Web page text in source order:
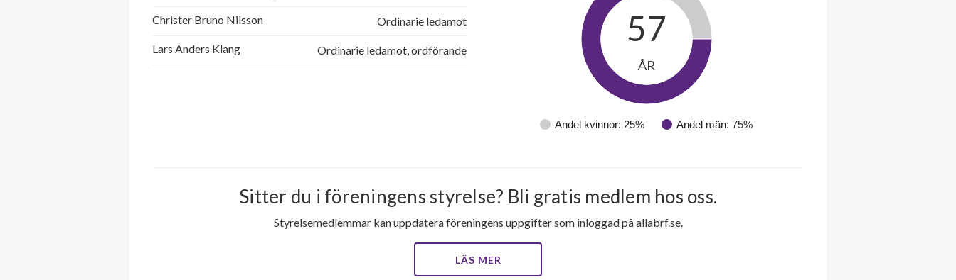
Christer Bruno Nilsson Ordinarie ledamot
Lars Anders Klang Ordinarie ledamot, ordförande
Andel kvinnor: 25% Andel män: 75%
57
ÅR
Sitter du i föreningens styrelse? Bli gratis medlem hos oss.
Styrelsemedlemmar kan uppdatera föreningens uppgifter som inloggad på allabrf.se.
LÄS MER